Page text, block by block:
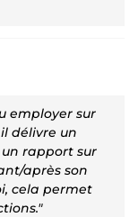
employer sur
délivre un
rapport sur
après son
cela permet